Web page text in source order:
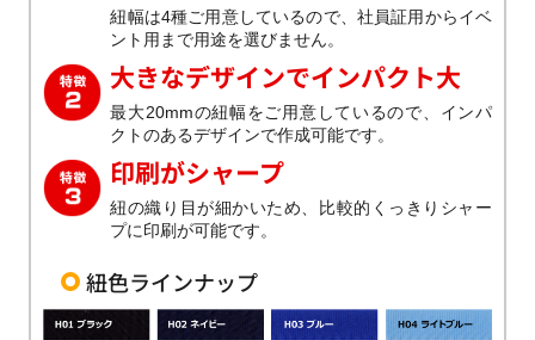
紐幅は4種ご用意しているので、社員証用からイベ
ント用まで用途を選びません。
大きなデザインでインパクト大
最大20mmの紐幅をご用意しているので、インパ
クトのあるデザインで作成可能です。
印刷がシャープ
紐の織り目が細かいため、比較的くっきりシャー
プに印刷が可能です。
紐色ラインナップ